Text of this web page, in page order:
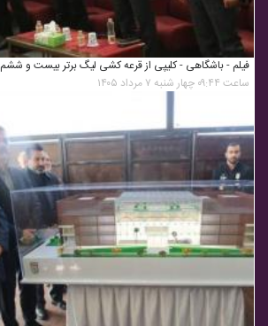
فیلم - باشگاهی - کلیپی از قرعه کشی لیگ برتر بیست و ششم
ساعت ۰۹:۴۴ چهار شنبه ۷ مرداد ۱۴۰۵